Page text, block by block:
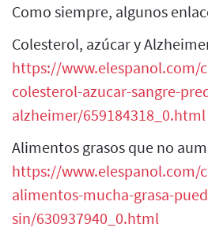
Como siempre, algunos
Colesterol, azúcar y
https://www.elespanol.com/
colesterol-azucar-sangre-
alzheimer/659184318_0.html
Alimentos grasos que no
https://www.elespanol.com/
alimentos-mucha-grasa-
sin/630937940_0.html